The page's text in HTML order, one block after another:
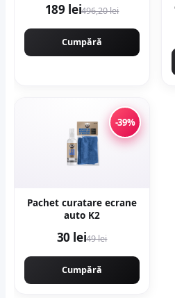
ungere automata,
CMP1756
189 lei496,20 lei
Cumpără
-39%
Pachet curatare ecrane
auto K2
30 lei49 lei
Cumpără